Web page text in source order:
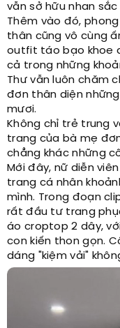
vẫn sở hữu nhan
Thêm vào đó,
thân cũng vô cùng
outfit táo bạo khoe
cả trong những
Thư vẫn luôn chăm
đơn thân diện
mươi.
Không chỉ trẻ trung
trang của bà mẹ
chẳng khác những
Mới đây, nữ diễn
trang cá nhân
mình. Trong đoạn
rất đầu tư trang
áo croptop 2 dây,
con kiến thon gọn.
dáng "kiệm vải"